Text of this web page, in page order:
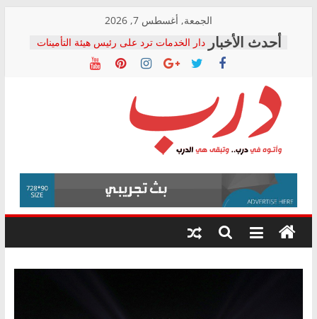
content
الجمعة, أغسطس 7, 2026
دار الخدمات ترد على رئيس هيئة التأمينات
بعد مؤتمره الصحفي: إنكار الأزمة لا ينهي
معاناة أصحاب المعاشات.. ونطالب بكشف
فرحات سليمان يكتب: القطاع الصحي إلى
أين؟
حزب التحالف الشعبي يطلق لجنة “الحق
في الصحة” بالإسكندرية لرصد الانتهاكات
ودعم المرضى
الوزاري لمدينة الصحفيين.. وانتهاء أعمال
إنشاء المبنى الإداري
المجلس القومي لحقوق الإنسان يعلن
متابعة قضية الدكتور محمد زهران.. ويؤكد:
قرينة البراءة وضمانات المحاكمة العادلة
درب
وأتوه
درب..
وتبقى
هي